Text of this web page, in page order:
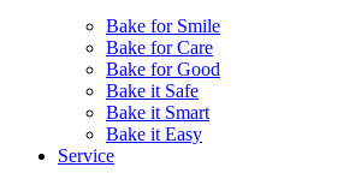
Bake for Smile
Bake for Care
Bake for Good
Bake it Safe
Bake it Smart
Bake it Easy
Service